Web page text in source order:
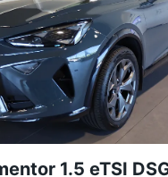
1.5 eTSI